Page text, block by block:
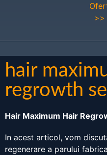
>>
hair
regrowth
Hair Maximum Hair
In acest articol, vom
regenerare a parului